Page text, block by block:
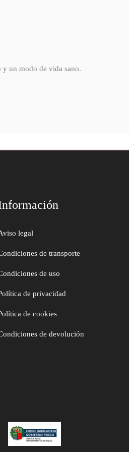
un modo de vida sano.
legal
de transporte
de uso
de privacidad
de cookies
de devolución